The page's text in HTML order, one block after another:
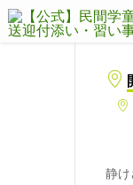
静け